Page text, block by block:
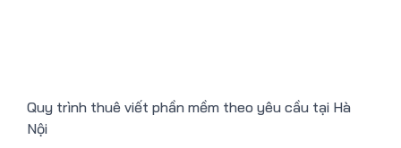
Quy trình thuê viết phần mềm theo yêu cầu tại Hà
Nội